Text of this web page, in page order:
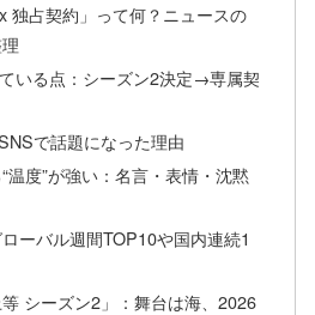
独占契約」って何？ニュースの
いる点：シーズン2決定→専属契
で話題になった理由
温度”が強い：名言・表情・沈黙
ーバル週間TOP10や国内連続1
シーズン2」：舞台は海、2026